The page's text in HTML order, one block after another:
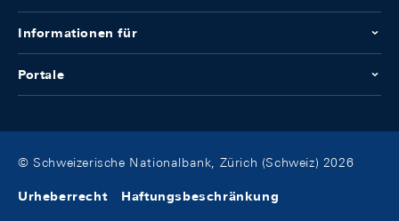
Informationen für
Portale
© Schweizerische Nationalbank, Zürich (Schweiz) 2026
Urheberrecht Haftungsbeschränkung